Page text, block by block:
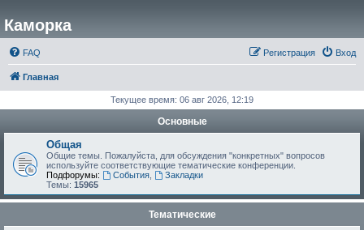
Каморка
FAQ Вход
Регистрация
Главная
Текущее время: 06 авг 2026, 12:19
Основные
Общая
Общие темы. Пожалуйста, для обсуждения "конкретных" вопросов
используйте соответствующие тематические конференции.
Подфорумы:
События,
Закладки
Темы: 15965
Тематические